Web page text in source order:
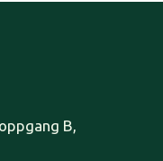
B,